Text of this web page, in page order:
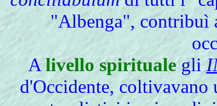
"Albenga", contribuì
Alivellospiritualegli
d'Occidente,